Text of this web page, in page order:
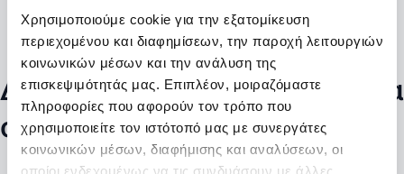
Χρησιμοποιούμε cookie για την εξατομίκευση
περιεχομένου και διαφημίσεων, την παροχή λειτουργιών
κοινωνικών μέσων και την ανάλυση της
επισκεψιμότητάς μας. Επιπλέον, μοιραζόμαστε
πληροφορίες που αφορούν τον τρόπο που
χρησιμοποιείτε τον ιστότοπό μας με συνεργάτες
κοινωνικών μέσων, διαφήμισης και αναλύσεων, οι
οποίοι ενδεχομένως να τις συνδυάσουν με άλλες
Φίλτρα
Δεν βρέθηκαν προϊόντα με τα
συγκεκριμένα φίλτρα